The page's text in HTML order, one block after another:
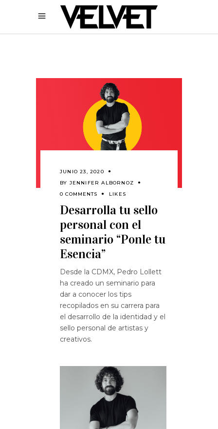
JUNIO 23, 2020
BY JENNIFER ALBORNOZ
0 COMMENTS
LIKES
Desarrolla tu sello
personal con el
seminario “Ponle tu
Esencia”
Desde la CDMX, Pedro Lollett
ha creado un seminario para
dar a conocer los tips
recopilados en su carrera para
el desarrollo de la identidad y el
sello personal de artistas y
creativos.